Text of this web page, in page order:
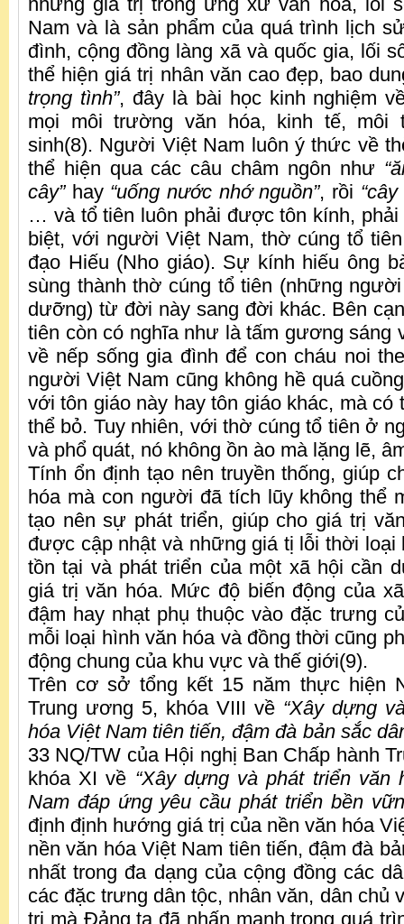
Nam và là sản phẩm của quá trình lịch
đình, cộng đồng làng xã và quốc gia, lối
thể hiện giá trị nhân văn cao đẹp, bao
trọng tình”, đây là bài học kinh nghiệm
mọi môi trường văn hóa, kinh tế, môi
sinh(8). Người Việt Nam luôn ý thức về
thể hiện qua các câu châm ngôn như
cây”hay“uống nước nhớ nguồn”, rồi
… và tổ tiên luôn phải được tôn kính,
biệt, với người Việt Nam, thờ cúng tổ
đạo Hiếu (Nho giáo). Sự kính hiếu ông
sùng thành thờ cúng tổ tiên (những
dưỡng) từ đời này sang đời khác. Bên
tiên còn có nghĩa như là tấm gương sáng
về nếp sống gia đình để con cháu noi
người Việt Nam cũng không hề quá
với tôn giáo này hay tôn giáo khác, mà có
thể bỏ. Tuy nhiên, với thờ cúng tổ tiên ở
và phổ quát, nó không ồn ào mà lặng lẽ,
Tính ổn định tạo nên truyền thống, giúp
hóa mà con người đã tích lũy không thể
tạo nên sự phát triển, giúp cho giá trị
được cập nhật và những giá tị lỗi thời loại
tồn tại và phát triển của một xã hội cần
giá trị văn hóa. Mức độ biến động của
đậm hay nhạt phụ thuộc vào đặc trưng
mỗi loại hình văn hóa và đồng thời cũng
động chung của khu vực và thế giới(9).
Trên cơ sở tổng kết 15 năm thực hiện
Trung ương 5, khóa VIII về “Xây dựng
hóa Việt Nam tiên tiến, đậm đà bản sắc
33 NQ/TW của Hội nghị Ban Chấp hành
khóa XI về “Xây dựng và phát triển văn
Nam đáp ứng yêu cầu phát triển bền
định định hướng giá trị của nền văn hóa
nền văn hóa Việt Nam tiên tiến, đậm đà
nhất trong đa dạng của cộng đồng các
các đặc trưng dân tộc, nhân văn, dân chủ
trị mà Đảng ta đã nhấn mạnh trong quá